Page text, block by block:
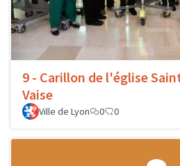
9 - Carillon de l'église
Vaise
Ville de Lyon 0 0